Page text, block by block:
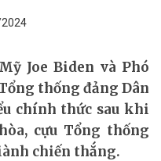
Joe Biden và Phó
thống đảng Dân
chính thức sau khi
cựu Tổng thống
chiến thắng.